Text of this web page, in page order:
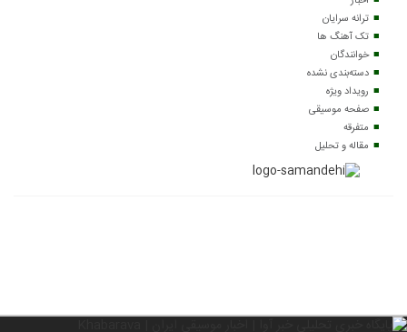
ترانه سرایان
تک آهنگ ها
خوانندگان
دسته‌بندی نشده
رویداد ویژه
صفحه موسیقی
متفرقه
مقاله و تحلیل